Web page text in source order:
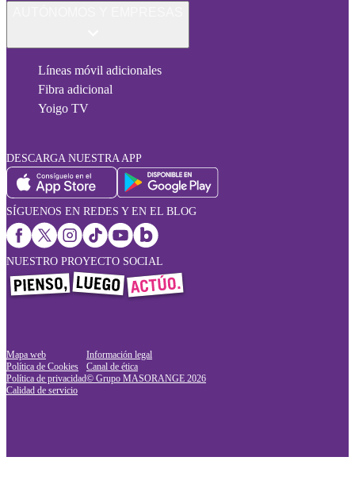
Líneas móvil adicionales
Fibra adicional
Yoigo TV
DESCARGA NUESTRA APP
SÍGUENOS EN REDES Y EN EL BLOG
NUESTRO PROYECTO SOCIAL
Mapa web
Política de Cookies
Política de privacidad
Calidad de servicio
Información legal
Canal de ética
© Grupo MASORANGE 2026